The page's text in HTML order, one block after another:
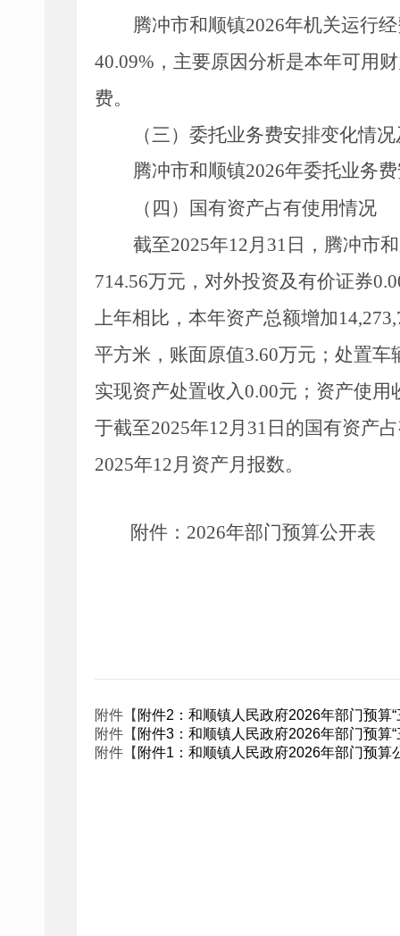
腾冲市和顺镇2026年机关运行
40.09% ，主要原因分析是本年可用
费。
（三） 委托业务费安排变化情
腾冲市和顺镇2026年委托业务
（ 四 ） 国有资产占有使用情况
截至2025年12月 31 日，腾冲市
714.56万元，对外投资及有价证券
上年相比，本年资产总额增加
平方米，账面原值3.60万元；处置车
实现资产处置收入0.00元；资产使用
于截至2025年12月 31 日的国有资产
2025年12月资产月报数。
附件： 2026年部门预算公开表
附件【 附件2：和顺镇人民政府2026年部门预算
附件【 附件3：和顺镇人民政府2026年部门预算
附件【 附件1：和顺镇人民政府2026年部门预算